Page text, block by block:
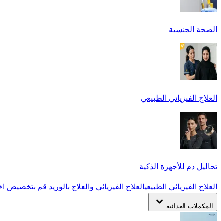
الصحة الجنسية
العلاج الفيزيائي الطبيعي
تحاليل دم للأجهزة الذكية
العلاج الفيزيائي الطبيعيالعلاج الفيزيائي والعلاج بالوريد قم بتخصيص
المكملات الغذائية